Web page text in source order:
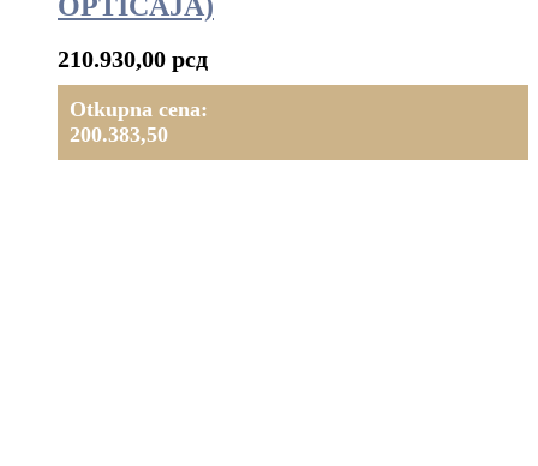
210.930,00 рсд
Otkupna cena:
200.383,50